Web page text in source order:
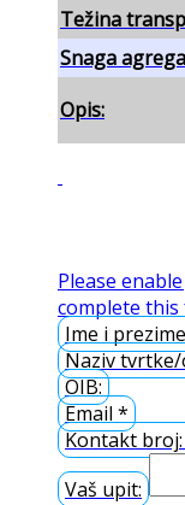
Težina
Snaga
Opis:
Please
complete this
Ime i prezime
Naziv
OIB:
Email *
Kontakt broj:
Vaš upit: